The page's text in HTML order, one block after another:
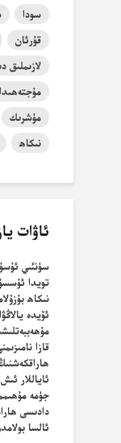
سودا
قۇرئان
لازىملىق
مۇشرىك
نىكاھ
ئاۋات
سۈنئىي
تويدا
نىكاھ
ئۆيدە
قازا
ئاياللار
جۈمە
دادىسى
ئالسا